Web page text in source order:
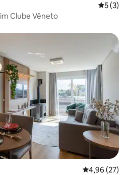
5 (3)
Clube Vêneto
4,96 (27)